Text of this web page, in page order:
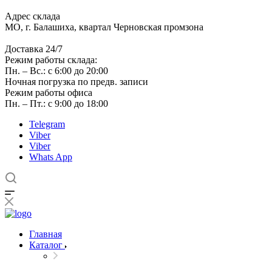
Адрес склада
МО, г. Балашиха, квартал Черновская промзона
Доставка 24/7
Режим работы склада:
Пн. – Вс.: с 6:00 до 20:00
Ночная погрузка по предв. записи
Режим работы офиса
Пн. – Пт.: с 9:00 до 18:00
Telegram
Viber
Viber
Whats App
Главная
Каталог